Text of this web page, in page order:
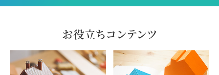
お役立ちコンテンツ